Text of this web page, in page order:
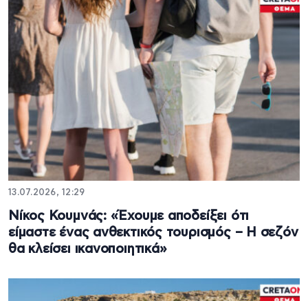
13.07.2026, 12:29
Νίκος Κουμνάς: «Έχουμε αποδείξει ότι
είμαστε ένας ανθεκτικός τουρισμός – Η σεζόν
θα κλείσει ικανοποιητικά»